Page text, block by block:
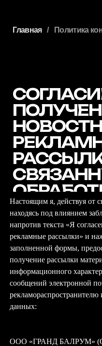
НОВОСТНОЙ
РЕКЛАМНОЙ
РАССЫЛКИ
СВЯЗАННУЮ
ОБРАБОТКУ
ДАННЫХ
Настоящим я, действуя от
находясь под влиянием
напротив текста «Я
рекламные рассылки» и
заполненной формы,
получение рассылки
информационного
сообщений электронной
данных:
ООО «ГРАНД БАЛРУМ»